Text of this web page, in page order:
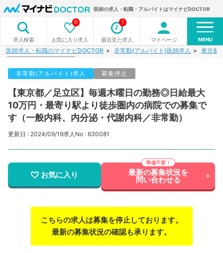
医師の求人・転職・アルバイトはマイナビDOCTOR
求人検索 お気に入り求人
0
最近見た求人
1
マイページ MENU
医師求人・転職のマイナビDOCTOR 非常勤(アルバイト)医師求人 東京都
非常勤(アルバイト)求人 募集停止
【東京都／足立区】毎週木曜日の勤務◎日給最大
10万円・最寄り駅より徒歩圏内の病院での募集で
す（一般内科、内分泌・代謝内科／非常勤）
更新日 : 2024/09/19求人No : 630081
お気に入り 最新の募集状況を
問い合わせる
こちらの求人は募集を停止しております。
最新の募集状況の確認も承ります。